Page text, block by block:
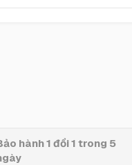
hành 1 đổi 1 trong 5